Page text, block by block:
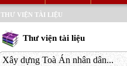
THƯ VIỆN TÀI LIỆU
Thư viện tài liệu
Xây dựng Toà Án nhân dân...